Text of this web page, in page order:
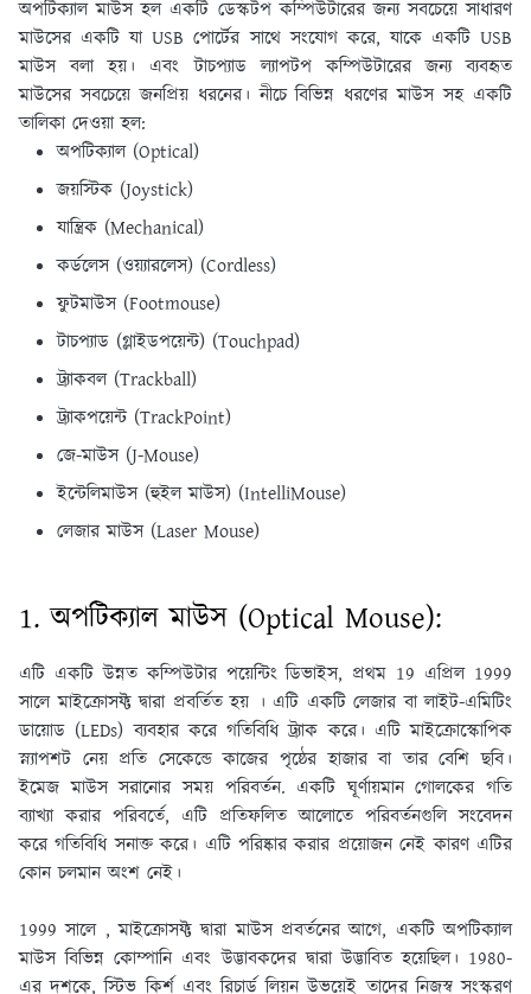
অপটিক্যাল মাউস হল একটি ডেস্কটপ কম্পিউটারের জন্য সবচেয়ে সাধারণ
মাউসের একটি যা USB পোর্টের সাথে সংযোগ করে, যাকে একটি USB
মাউস বলা হয়। এবং টাচপ্যাড ল্যাপটপ কম্পিউটারের জন্য ব্যবহৃত
মাউসের সবচেয়ে জনপ্রিয় ধরনের। নীচে বিভিন্ন ধরণের মাউস সহ একটি
তালিকা দেওয়া হল:
অপটিক্যাল (Optical)
জয়স্টিক (Joystick)
যান্ত্রিক (Mechanical)
কর্ডলেস (ওয়্যারলেস) (Cordless)
ফুটমাউস (Footmouse)
টাচপ্যাড (গ্লাইডপয়েন্ট) (Touchpad)
ট্র্যাকবল (Trackball)
ট্র্যাকপয়েন্ট (TrackPoint)
জে-মাউস (J-Mouse)
ইন্টেলিমাউস (হুইল মাউস) (IntelliMouse)
লেজার মাউস (Laser Mouse)
1. অপটিক্যাল মাউস (Optical Mouse):
এটি একটি উন্নত কম্পিউটার পয়েন্টিং ডিভাইস, প্রথম 19 এপ্রিল 1999
সালে মাইক্রোসফ্ট দ্বারা প্রবর্তিত হয় । এটি একটি লেজার বা লাইট-এমিটিং
ডায়োড (LEDs) ব্যবহার করে গতিবিধি ট্র্যাক করে। এটি মাইক্রোস্কোপিক
স্ন্যাপশট নেয় প্রতি সেকেন্ডে কাজের পৃষ্ঠের হাজার বা তার বেশি ছবি।
ইমেজ মাউস সরানোর সময় পরিবর্তন. একটি ঘূর্ণায়মান গোলকের গতি
ব্যাখ্যা করার পরিবর্তে, এটি প্রতিফলিত আলোতে পরিবর্তনগুলি সংবেদন
করে গতিবিধি সনাক্ত করে। এটি পরিষ্কার করার প্রয়োজন নেই কারণ এটির
কোন চলমান অংশ নেই।
1999 সালে , মাইক্রোসফ্ট দ্বারা মাউস প্রবর্তনের আগে, একটি অপটিক্যাল
মাউস বিভিন্ন কোম্পানি এবং উদ্ভাবকদের দ্বারা উদ্ভাবিত হয়েছিল। 1980-
এর দশকে, স্টিভ কির্শ এবং রিচার্ড লিয়ন উভয়েই তাদের নিজস্ব সংস্করণ